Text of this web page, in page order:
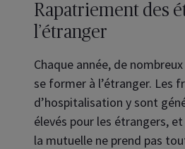
Rapatriement des
l’étranger
Chaque année, de
se former à l’étranger. Les
d’hospitalisation y sont
élevés pour les étrangers,
la mutuelle ne prend pas